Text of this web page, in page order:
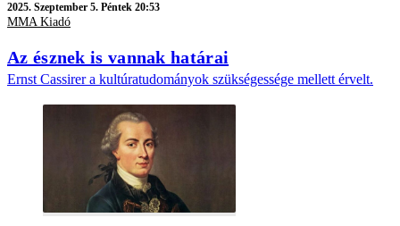
2025. Szeptember 5. Péntek 20:53
MMA Kiadó
Az észnek is vannak határai
Ernst Cassirer a kultúratudományok szükségessége mellett érvelt.